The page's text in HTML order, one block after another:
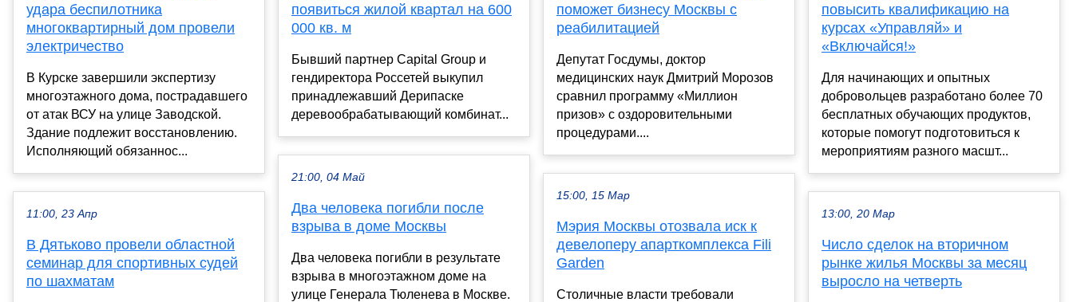
удара беспилотника
многоквартирный дом провели
электричество
В Курске завершили экспертизу
многоэтажного дома, пострадавшего
от атак ВСУ на улице Заводской.
Здание подлежит восстановлению.
Исполняющий обязаннос...
11:00, 23 Апр
В Дятьково провели областной
семинар для спортивных судей
по шахматам
появиться жилой квартал на 600
000 кв. м
Бывший партнер Capital Group и
гендиректора Россетей выкупил
принадлежавший Дерипаске
деревообрабатывающий комбинат...
21:00, 04 Май
Два человека погибли после
взрыва в доме Москвы
Два человека погибли в результате
взрыва в многоэтажном доме на
улице Генерала Тюленева в Москве.
поможет бизнесу Москвы с
реабилитацией
Депутат Госдумы, доктор
медицинских наук Дмитрий Морозов
сравнил программу «Миллион
призов» с оздоровительными
процедурами....
15:00, 15 Мар
Мэрия Москвы отозвала иск к
девелоперу апарткомплекса Fili
Garden
Столичные власти требовали
повысить квалификацию на
курсах «Управляй» и
«Включайся!»
Для начинающих и опытных
добровольцев разработано более 70
бесплатных обучающих продуктов,
которые помогут подготовиться к
мероприятиям разного масшт...
13:00, 20 Мар
Число сделок на вторичном
рынке жилья Москвы за месяц
выросло на четверть